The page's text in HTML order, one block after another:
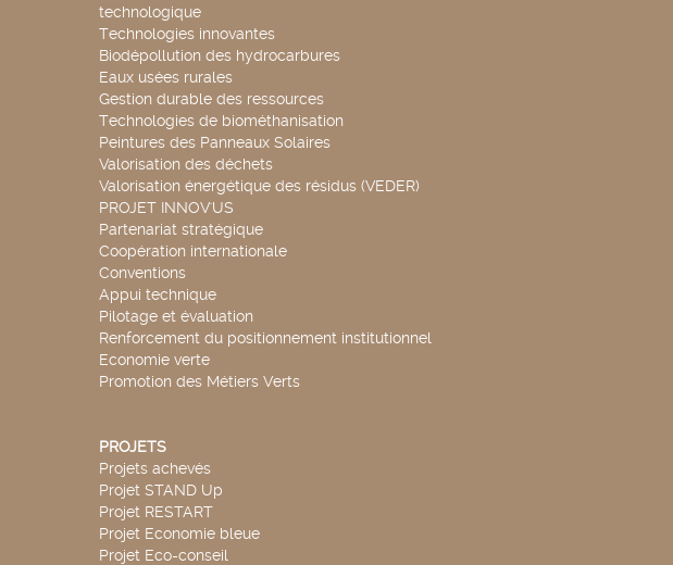
technologique
Technologies innovantes
Biodépollution des hydrocarbures
Eaux usées rurales
Gestion durable des ressources
Technologies de biométhanisation
Peintures des Panneaux Solaires
Valorisation des déchets
Valorisation énergétique des résidus (VEDER)
PROJET INNOV'US
Partenariat stratégique
Coopération internationale
Conventions
Appui technique
Pilotage et évaluation
Renforcement du positionnement institutionnel
Economie verte
Promotion des Métiers Verts
PROJETS
Projets achevés
Projet STAND Up
Projet RESTART
Projet Economie bleue
Projet Eco-conseil